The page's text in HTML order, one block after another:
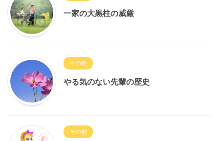
一家の大黒柱の威厳
その他
やる気のない先輩の歴史
その他